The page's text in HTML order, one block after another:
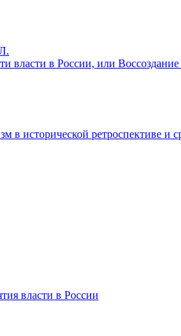
власти в России, или
в исторической ретроспективе и
власти в России